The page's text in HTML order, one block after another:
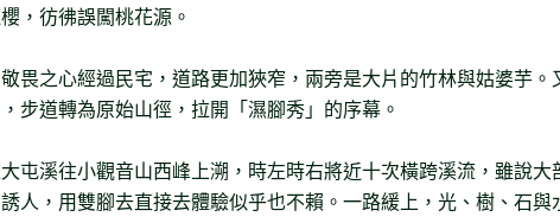
，彷彿誤闖桃花源。
畏之心經過民宅，道路更加狹窄，兩旁是大片的竹林與姑婆芋
步道轉為原始山徑，拉開「濕腳秀」的序幕。
屯溪往小觀音山西峰上溯，時左時右將近十次橫跨溪流，雖說
人，用雙腳去直接去體驗似乎也不賴。一路緩上，光、樹、石